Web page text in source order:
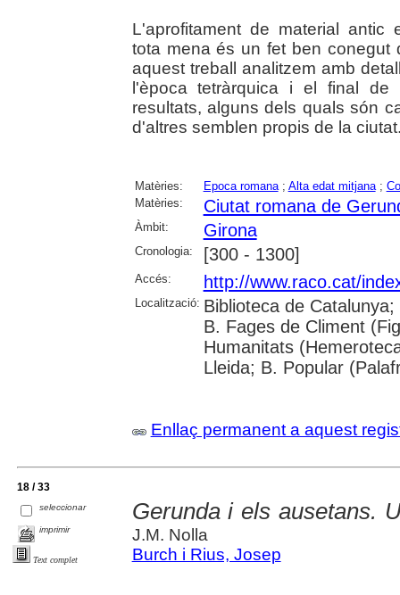
L'aprofitament de material antic
tota mena és un fet ben conegut
aquest treball analitzem amb
l'època tetràrquica i el final de
resultats, alguns dels quals són
d'altres semblen propis de la
Matèries: Epoca romana; Alta edat mitjana;
Matèries:
Ciutat romana de
Àmbit: Girona
Cronologia: [300 - 1300]
Accés: http://www.raco.cat/
Localització: Biblioteca de
B. Fages de Climent
Humanitats
Lleida; B. Popular
Enllaç permanent a aquest
18 / 33
seleccionar
imprimir
Text complet
Gerunda i els ausetans.
J.M. Nolla
Burch i Rius, Josep